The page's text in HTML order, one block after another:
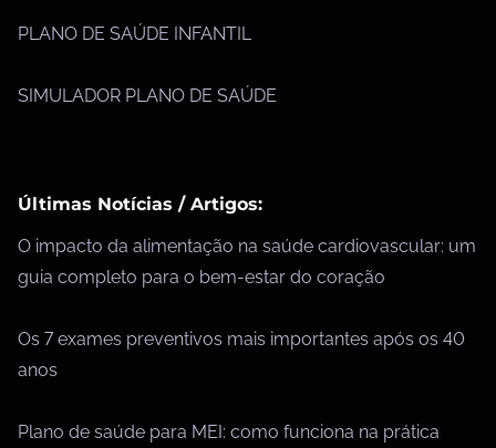
PLANO DE SAÚDE INFANTIL
SIMULADOR PLANO DE SAÚDE
Últimas Notícias / Artigos:
O impacto da alimentação na saúde cardiovascular: um
guia completo para o bem-estar do coração
Os 7 exames preventivos mais importantes após os 40
anos
Plano de saúde para MEI: como funciona na prática